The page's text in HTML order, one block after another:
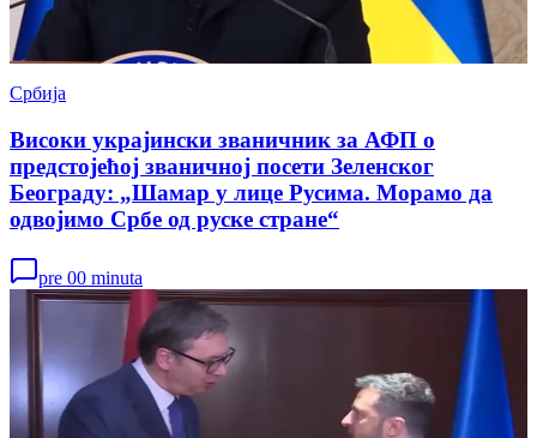
Србија
Високи украјински званичник за АФП о
предстојећој званичној посети Зеленског
Београду: „Шамар у лице Русима. Морамо да
одвојимо Србе од руске стране“
pre 00 minuta